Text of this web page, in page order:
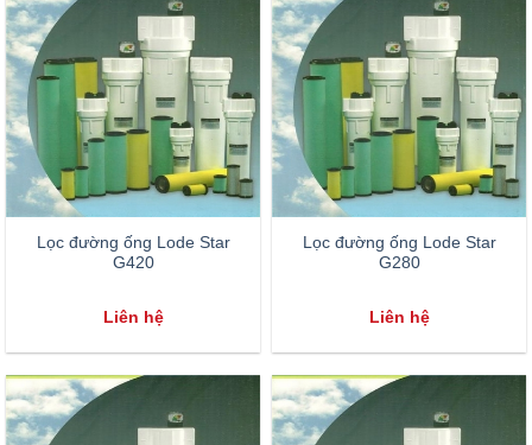
Lọc đường ống Lode Star
G420
Liên hệ
Lọc đường ống Lode Star
G280
Liên hệ